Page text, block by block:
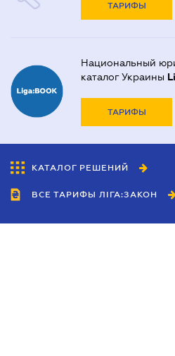
ТАРИФЫ
Национальный
каталог Украины
ТАРИФЫ
КАТАЛОГ РЕШЕНИЙ
ВСЕ ТАРИФЫ ЛІГА:ЗАКОН